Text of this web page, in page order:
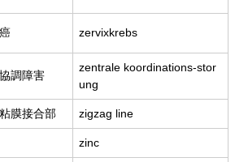
zervixkrebs
調障害
zentrale koordinations-stor
ung
膜接合部 zigzag line
zinc